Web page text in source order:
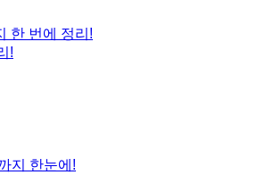
한 번에 정리!
!
지 한눈에!